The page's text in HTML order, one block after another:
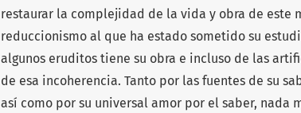
restaurar la complejidad de la vida y obra de este
reduccionismo al que ha estado sometido su
algunos eruditos tiene su obra e incluso de las
de esa incoherencia. Tanto por las fuentes de su
así como por su universal amor por el saber, nada